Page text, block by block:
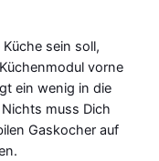
sein soll,
vorne
ein wenig in die
muss Dich
Gaskocher auf